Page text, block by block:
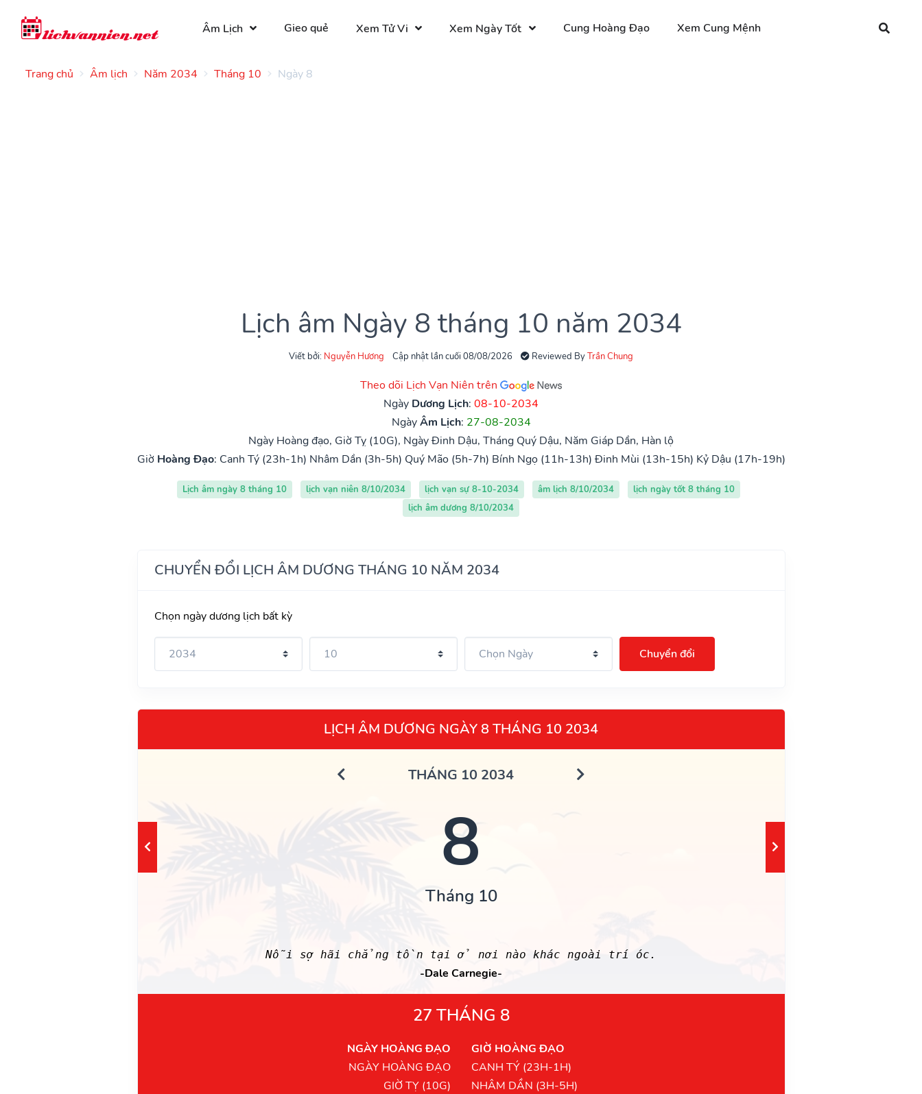
Âm Lịch Gieo quẻ Xem Tử Vi Xem Ngày Tốt Cung Hoàng Đạo Xem Cung Mệnh
Trang chủ Âm lịch Năm 2034 Tháng 10 Ngày 8
Lịch âm Ngày 8 tháng 10 năm 2034
Viết bởi: Nguyễn Hương Cập nhật lần cuối 08/08/2026 Reviewed ByTrần Chung
Theo dõi Lịch Vạn Niên trên
Ngày Dương Lịch: 08-10-2034
NgàyÂm Lịch: 27-08-2034
Ngày Hoàng đạo, Giờ Tỵ (10G), Ngày Đinh Dậu, Tháng Quý Dậu, Năm Giáp Dần, Hàn lộ
Giờ Hoàng Đạo: Canh Tý (23h-1h) Nhâm Dần (3h-5h) Quý Mão (5h-7h) Bính Ngọ (11h-13h) Đinh Mùi (13h-15h) Kỷ Dậu (17h-19h)
Lịch âm ngày 8 tháng 10 lịch vạn niên 8/10/2034 lịch vạn sự 8-10-2034 âm lịch 8/10/2034
lịch ngày tốt 8 tháng 10
lịch âm dương 8/10/2034
CHUYỂN ĐỔI LỊCH ÂM DƯƠNG THÁNG 10 NĂM 2034
Chọn ngày dương lịch bất kỳ
Chuyển đổi
LỊCH ÂM DƯƠNG NGÀY 8 THÁNG 10 2034
THÁNG 10 2034
8
Tháng 10
Nỗi sợ hãi chẳng tồn tại ở nơi nào khác ngoài trí óc.
-Dale Carnegie-
27 THÁNG 8
NGÀY HOÀNG ĐẠO
NGÀY HOÀNG ĐẠO
GIỜ TỴ (10G)
GIỜ HOÀNG ĐẠO
CANH TÝ (23H-1H)
NHÂM DẦN (3H-5H)